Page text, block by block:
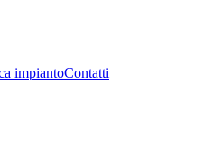
impiantoContatti